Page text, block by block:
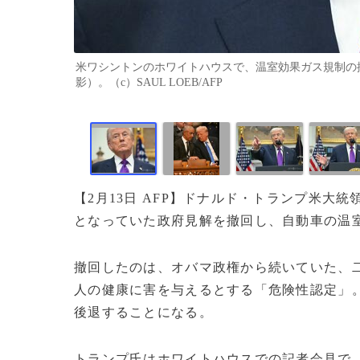
米ワシントンのホワイトハウスで、温室効果ガス規制
影）。（c）SAUL LOEB/AFP
【2月13日 AFP】ドナルド・トランプ米大
となっていた政府見解を撤回し、自動車の
撤回したのは、オバマ政権から続いていた
人の健康に害を与えるとする「危険性認定
後退することになる。